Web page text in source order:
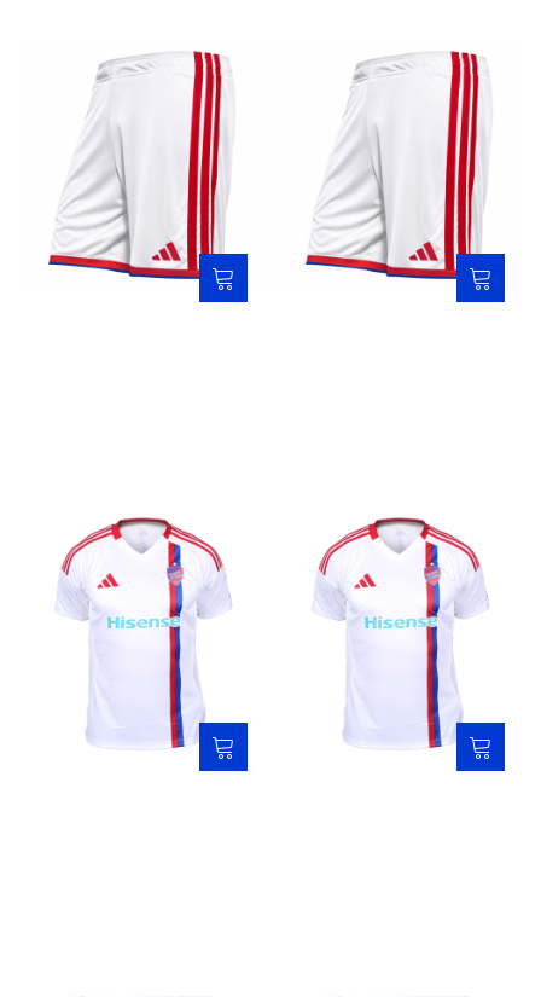
Spodenki adidas meczowe
wyjazdowe 2026/2027
Spodenki adidas junior
meczowe wyjazdowe
2026/2027
Koszulka adidas meczowa
wyjazdowa 2025/2026
299,00 zł 349,00 zł
Koszulka adidas junior
meczowa wyjazdowa
2025/2026
199,00 zł 299,00 zł